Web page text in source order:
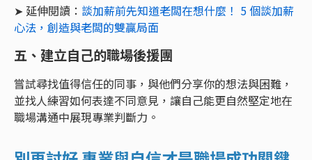
➤ 延伸閱讀： 談加薪前先知道老闆在想什麼！ 5 個談加薪
心法，創造與老闆的雙贏局面
五、建立自己的職場後援團
嘗試尋找值得信任的同事，與他們分享你的想法與困難，
並找人練習如何表達不同意見，讓自己能更自然堅定地在
職場溝通中展現專業判斷力。